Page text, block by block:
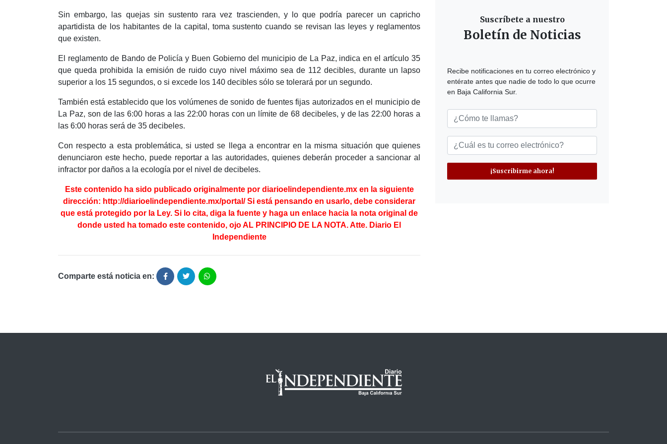
Sin embargo, las quejas sin sustento rara vez trascienden, y lo que podría parecer un capricho
apartidista de los habitantes de la capital, toma sustento cuando se revisan las leyes y reglamentos
que existen.
El reglamento de Bando de Policía y Buen Gobierno del municipio de La Paz, indica en el artículo 35
que queda prohibida la emisión de ruido cuyo nivel máximo sea de 112 decibles, durante un lapso
superior a los 15 segundos, o si excede los 140 decibles sólo se tolerará por un segundo.
También está establecido que los volúmenes de sonido de fuentes fijas autorizados en el municipio de
La Paz, son de las 6:00 horas a las 22:00 horas con un límite de 68 decibeles, y de las 22:00 horas a
las 6:00 horas será de 35 decibeles.
Con respecto a esta problemática, si usted se llega a encontrar en la misma situación que quienes
denunciaron este hecho, puede reportar a las autoridades, quienes deberán proceder a sancionar al
infractor por daños a la ecología por el nivel de decibeles.
Este contenido ha sido publicado originalmente por diarioelindependiente.mx en la siguiente
dirección: http://diarioelindependiente.mx/portal/ Si está pensando en usarlo, debe considerar
que está protegido por la Ley. Si lo cita, diga la fuente y haga un enlace hacia la nota original de
donde usted ha tomado este contenido, ojo AL PRINCIPIO DE LA NOTA. Atte. Diario El
Independiente
Comparte está noticia en:
Suscríbete a nuestro
Boletín de Noticias
Recibe notificaciones en tu correo electrónico y
entérate antes que nadie de todo lo que ocurre
en Baja California Sur.
¡Suscribirme ahora!